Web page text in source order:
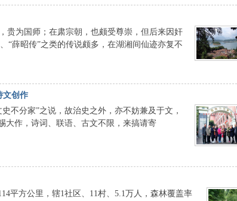
贵为国师；在肃宗朝，也颇受尊崇，但后来因奸
“薛昭传”之类的传说颇多，在湖湘间仙迹亦复不
文创作
不分家”之说，故治史之外，亦不妨兼及于文，
大作，诗词、联语、古文不限，来搞请寄
平方公里，辖1社区、11村、5.1万人，森林覆盖率